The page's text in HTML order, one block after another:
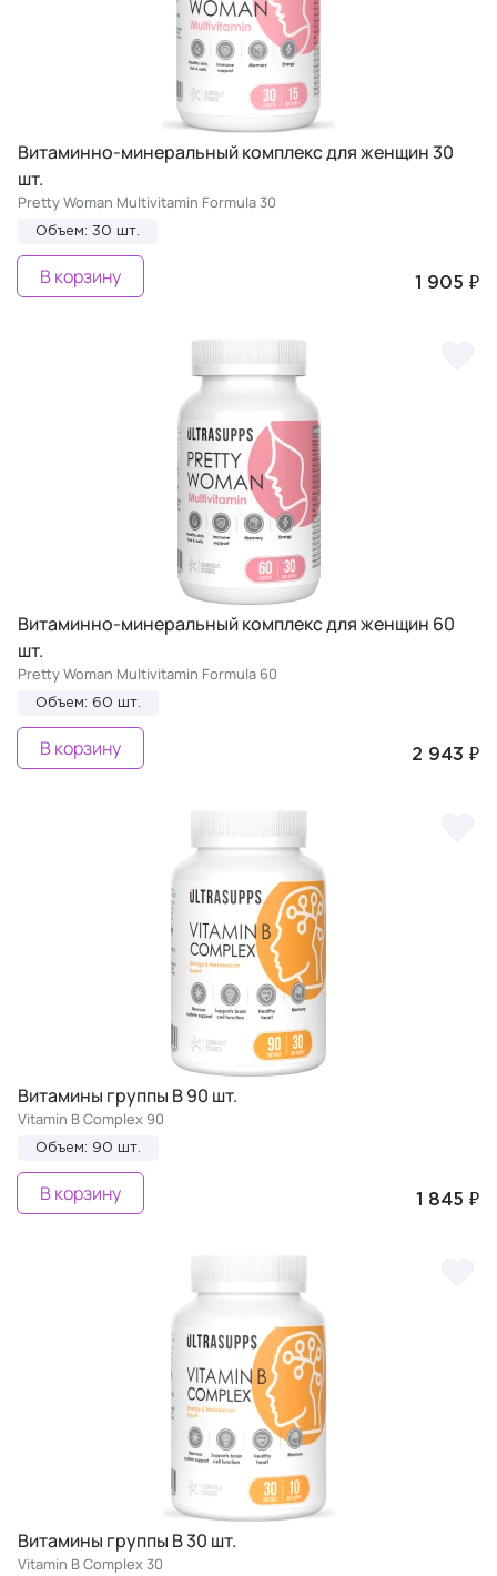
Витаминно-минеральный комплекс для женщин 30
шт.
Pretty Woman Multivitamin Formula 30
Объем: 30 шт.
1 905 ₽
В корзину
Витаминно-минеральный комплекс для женщин 60
шт.
Pretty Woman Multivitamin Formula 60
Объем: 60 шт.
2 943 ₽
В корзину
Витамины группы В 90 шт.
Vitamin B Complex 90
Объем: 90 шт.
1 845 ₽
В корзину
Витамины группы В 30 шт.
Vitamin B Complex 30